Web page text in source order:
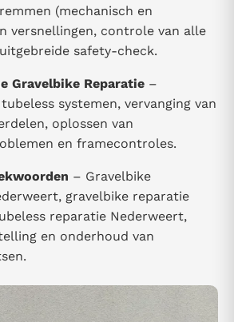
(mechanisch en
versnellingen, controle van alle
safety-check.
Gravelbike Reparatie –
systemen, vervanging van
oplossen van
en framecontroles.
– Gravelbike
gravelbike reparatie
reparatie Nederweert,
en onderhoud van